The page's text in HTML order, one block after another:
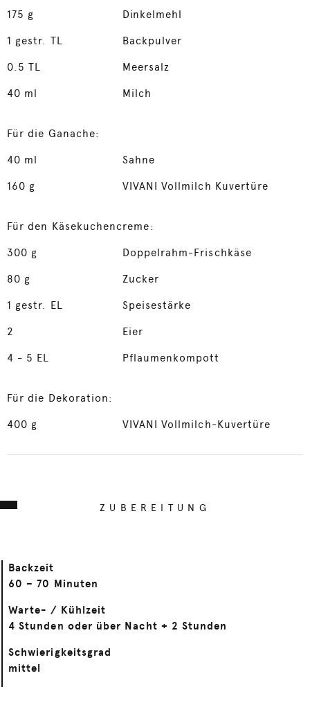
175 g Dinkelmehl
1 gestr. TL Backpulver
0.5TL Meersalz
40 ml Milch
Für die Ganache:
40 ml Sahne
160 g VIVANI Vollmilch Kuvertüre
Für den Käsekuchencreme:
300 g Doppelrahm-Frischkäse
80 g Zucker
1 gestr. EL Speisestärke
2 Eier
4 - 5 EL Pflaumenkompott
Für die Dekoration:
400 g VIVANI Vollmilch-Kuvertüre
ZUBEREITUNG
Backzeit
60 – 70 Minuten
Warte- / Kühlzeit
4 Stunden oder über Nacht + 2 Stunden
Schwierigkeitsgrad
mittel